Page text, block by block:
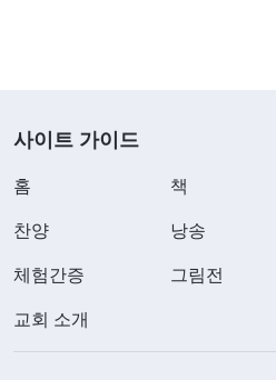
하는데, 어찌해야 할지 막막
후 마치 치매에 걸린 사람처
못했고, 오히려 제가 돌봐줘
사이트 가이드
홈 책
찬양 낭송
체험간증 그림전
교회 소개